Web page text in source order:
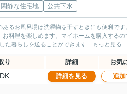
閑静な住宅地
公共下水
るお風呂場は洗濯物を干すときにも便利です
料理を楽しめます。マイホームを購入するの
た暮らしを送ることができます... もっと見る
り 詳細 お気
詳細を見る 追加